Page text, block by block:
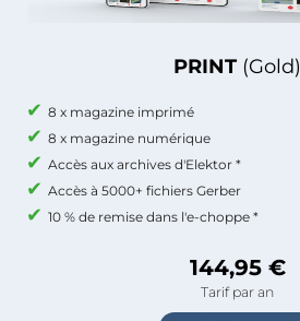
PRINT (Gold)
8 x magazine imprimé
8 x magazine numérique
Accès aux archives d'Elektor *
Accès à 5000+ fichiers Gerber
10 % de remise dans l'e-choppe *
144,95 €
Tarif par an